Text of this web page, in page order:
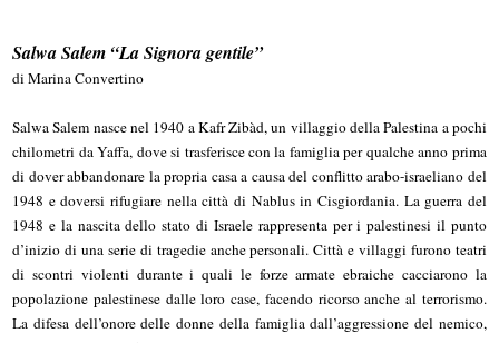
Salwa Salem “La Signora gentile”
di Marina Convertino
Salwa Salem nasce nel 1940 a Kafr Zibàd, un villaggio della Palestina a pochi
chilometri da Yaffa, dove si trasferisce con la famiglia per qualche anno prima
di dover abbandonare la propria casa a causa del conflitto arabo-israeliano del
1948 e doversi rifugiare nella città di Nablus in Cisgiordania. La guerra del
1948 e la nascita dello stato di Israele rappresenta per i palestinesi il punto
d’inizio di una serie di tragedie anche personali. Città e villaggi furono teatri
di scontri violenti durante i quali le forze armate ebraiche cacciarono la
popolazione palestinese dalle loro case, facendo ricorso anche al terrorismo.
La difesa dell’onore delle donne della famiglia dall’aggressione del nemico,